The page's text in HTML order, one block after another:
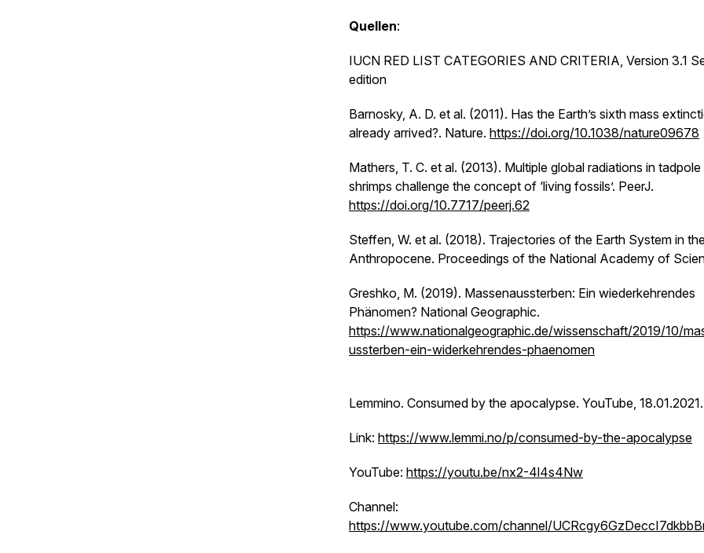
Quellen:
IUCN RED LIST CATEGORIES AND CRITERIA, Version 3.1
edition
Barnosky, A. D. et al. (2011). Has the Earth’s sixth mass
already arrived?. Nature. https://doi.org/10.1038/nature09678
Mathers, T. C. et al. (2013). Multiple global radiations in tadpole
shrimps challenge the concept of ‘living fossils’. PeerJ.
https://doi.org/10.7717/peerj.62
Steffen, W. et al. (2018). Trajectories of the Earth System in
Anthropocene. Proceedings of the National Academy of
Greshko, M. (2019). Massenaussterben: Ein wiederkehrendes
Phänomen? National Geographic.
https://www.nationalgeographic.de/wissenschaft/2019/10/
ussterben-ein-widerkehrendes-phaenomen
Lemmino. Consumed by the apocalypse. YouTube, 18.01.2021.
Link: https://www.lemmi.no/p/consumed-by-the-apocalypse
YouTube: https://youtu.be/nx2-4l4s4Nw
Channel:
https://www.youtube.com/channel/